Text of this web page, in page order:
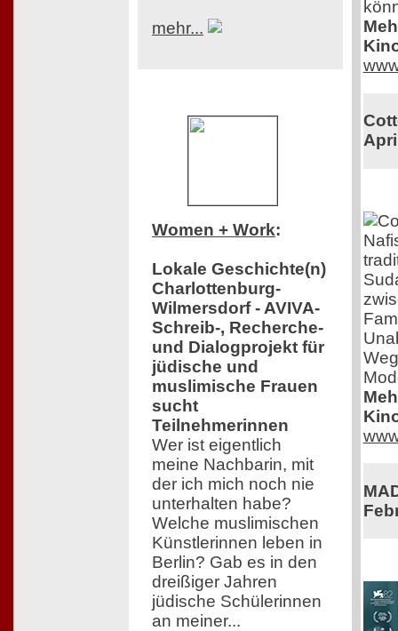
mehr...
Women + Work:
Lokale Geschichte(n)
Charlottenburg-
Wilmersdorf - AVIVA-
Schreib-, Recherche-
und Dialogprojekt für
jüdische und
muslimische Frauen
sucht
Teilnehmerinnen
Wer ist eigentlich
meine Nachbarin, mit
der ich mich noch nie
unterhalten habe?
Welche muslimischen
Künstlerinnen leben in
Berlin? Gab es in den
dreißiger Jahren
jüdische Schülerinnen
an meiner...